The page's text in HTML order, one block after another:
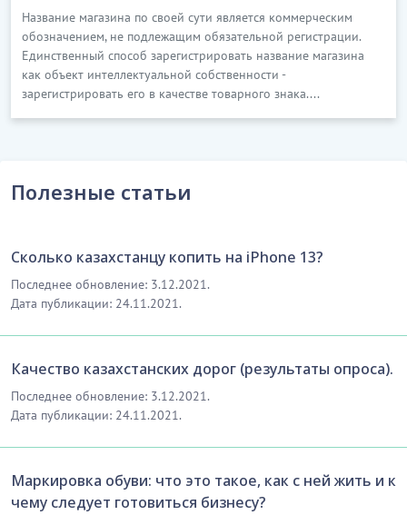
Название магазина по своей сути является коммерческим
обозначением, не подлежащим обязательной регистрации.
Единственный способ зарегистрировать название магазина
как объект интеллектуальной собственности -
зарегистрировать его в качестве товарного знака....
Полезные статьи
Сколько казахстанцу копить на iPhone 13?
Последнее обновление: 3.12.2021.
Дата публикации: 24.11.2021.
Качество казахстанских дорог (результаты опроса).
Последнее обновление: 3.12.2021.
Дата публикации: 24.11.2021.
Маркировка обуви: что это такое, как с ней жить и к
чему следует готовиться бизнесу?